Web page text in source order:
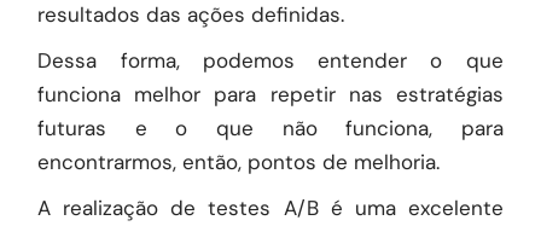
resultados das ações definidas.
Dessa forma, podemos entender o que
funciona melhor para repetir nas estratégias
futuras e o que não funciona, para
encontrarmos, então, pontos de melhoria.
A realização de testes A/B é uma excelente